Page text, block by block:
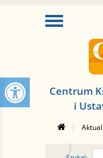
Centrum
i
|